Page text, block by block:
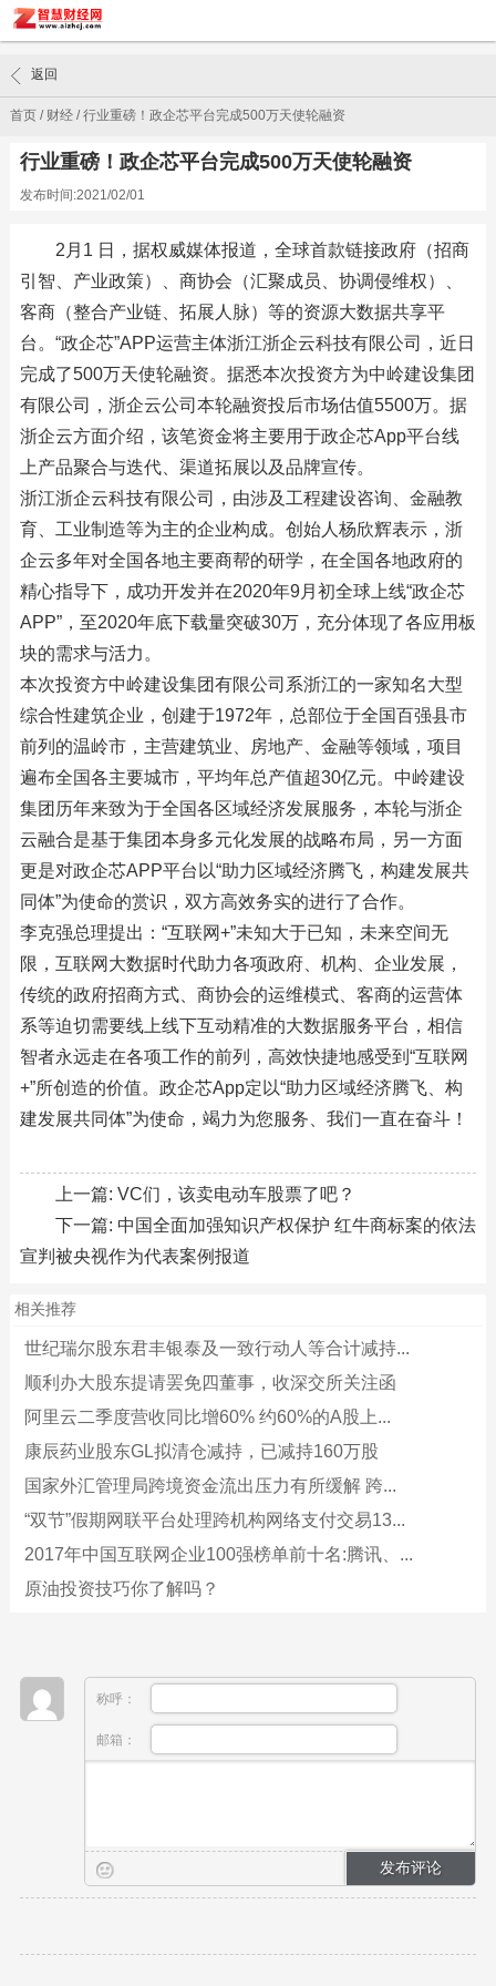
首页/ 财经/行业重磅！政企芯平台完成500万天使轮融资
返回
行业重磅！政企芯平台完成500万天使轮融资
发布时间:2021/02/01
​2月1 日，据权威媒体报道，全球首款链接政府（招商
引智、产业政策）、商协会（汇聚成员、协调侵维权）、
客商（整合产业链、拓展人脉）等的资源大数据共享平
台。“政企芯”APP运营主体浙江浙企云科技有限公司，近日
完成了500万天使轮融资。据悉本次投资方为中岭建设集团
有限公司，浙企云公司本轮融资投后市场估值5500万。据
浙企云方面介绍，该笔资金将主要用于政企芯App平台线
上产品聚合与迭代、渠道拓展以及品牌宣传。
浙江浙企云科技有限公司，由涉及工程建设咨询、金融教
育、工业制造等为主的企业构成。创始人杨欣辉表示，浙
企云多年对全国各地主要商帮的研学，在全国各地政府的
精心指导下，成功开发并在2020年9月初全球上线“政企芯
APP”，至2020年底下载量突破30万，充分体现了各应用板
块的需求与活力。
本次投资方中岭建设集团有限公司系浙江的一家知名大型
综合性建筑企业，创建于1972年，总部位于全国百强县市
前列的温岭市，主营建筑业、房地产、金融等领域，项目
遍布全国各主要城市，平均年总产值超30亿元。中岭建设
集团历年来致为于全国各区域经济发展服务，本轮与浙企
云融合是基于集团本身多元化发展的战略布局，另一方面
更是对政企芯APP平台以“助力区域经济腾飞，构建发展共
同体”为使命的赏识，双方高效务实的进行了合作。
李克强总理提出：“互联网+”未知大于已知，未来空间无
限，互联网大数据时代助力各项政府、机构、企业发展，
传统的政府招商方式、商协会的运维模式、客商的运营体
系等迫切需要线上线下互动精准的大数据服务平台，相信
智者永远走在各项工作的前列，高效快捷地感受到“互联网
+”所创造的价值。政企芯App定以“助力区域经济腾飞、构
建发展共同体”为使命，竭力为您服务、我们一直在奋斗！
上一篇: VC们，该卖电动车股票了吧？
下一篇: 中国全面加强知识产权保护 红牛商标案的依法
宣判被央视作为代表案例报道
相关推荐
世纪瑞尔股东君丰银泰及一致行动人等合计减持...
顺利办大股东提请罢免四董事，收深交所关注函
阿里云二季度营收同比增60% 约60%的A股上...
康辰药业股东GL拟清仓减持，已减持160万股
国家外汇管理局跨境资金流出压力有所缓解 跨...
“双节”假期网联平台处理跨机构网络支付交易13...
2017年中国互联网企业100强榜单前十名:腾讯、...
原油投资技巧你了解吗？
称呼：
邮箱：